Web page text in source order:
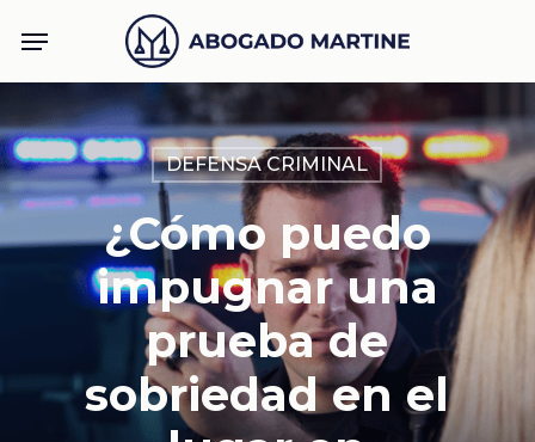
content
Menu
DEFENSA CRIMINAL
¿Cómo puedo
impugnar una
prueba de
sobriedad en el